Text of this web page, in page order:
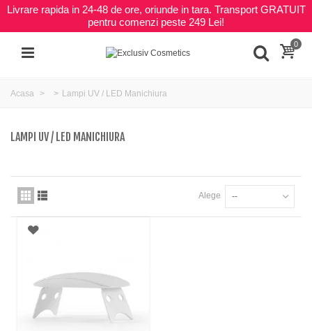
Livrare rapida in 24-48 de ore, oriunde in tara. Transport GRATUIT
pentru comenzi peste 249 Lei!
0
Acasa Lampi UV / LED Manichiura
LAMPI UV / LED MANICHIURA
Alege --